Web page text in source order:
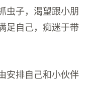
虫子，渴望跟小朋
足自己，痴迷于带
安排自己和小伙伴